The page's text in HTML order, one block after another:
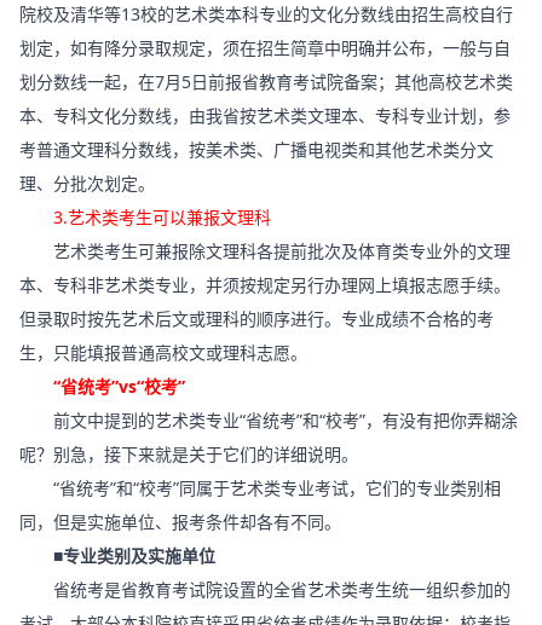
院校及清华等13校的艺术类本科专业的文化分数线由招生高校自行
划定，如有降分录取规定，须在招生简章中明确并公布，一般与自
划分数线一起，在7月5日前报省教育考试院备案；其他高校艺术类
本、专科文化分数线，由我省按艺术类文理本、专科专业计划，参
考普通文理科分数线，按美术类、广播电视类和其他艺术类分文
理、分批次划定。
3.艺术类考生可以兼报文理科
艺术类考生可兼报除文理科各提前批次及体育类专业外的文理
本、专科非艺术类专业，并须按规定另行办理网上填报志愿手续。
但录取时按先艺术后文或理科的顺序进行。专业成绩不合格的考
生，只能填报普通高校文或理科志愿。
“省统考”vs“校考”
前文中提到的艺术类专业“省统考”和“校考”，有没有把你弄糊涂
呢？别急，接下来就是关于它们的详细说明。
“省统考”和“校考”同属于艺术类专业考试，它们的专业类别相
同，但是实施单位、报考条件却各有不同。
■专业类别及实施单位
省统考是省教育考试院设置的全省艺术类考生统一组织参加的